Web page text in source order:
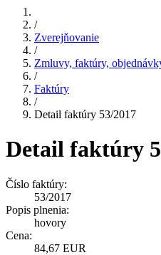
/
Zverejňovanie
/
Zmluvy, faktúry,
/
Faktúry
/
Detail faktúry 53/2017
Detail faktúry
Číslo faktúry:
53/2017
Popis plnenia:
hovory
Cena:
84,67 EUR